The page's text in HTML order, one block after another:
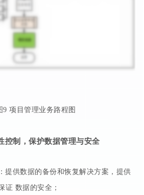
9 项目管理业务路程图
控制 ，保护数据管理与安全
提供数据的备份和恢复解决方案，提供
证 数据的安全；